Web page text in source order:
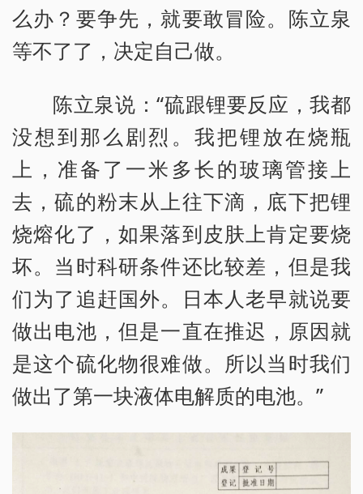
么办？要争先，就要敢冒险。陈立泉
等不了了，决定自己做。
陈立泉说：“硫跟锂要反应，我都
没想到那么剧烈。我把锂放在烧瓶
上，准备了一米多长的玻璃管接上
去，硫的粉末从上往下滴，底下把锂
烧熔化了，如果落到皮肤上肯定要烧
坏。当时科研条件还比较差，但是我
们为了追赶国外。日本人老早就说要
做出电池，但是一直在推迟，原因就
是这个硫化物很难做。所以当时我们
做出了第一块液体电解质的电池。”